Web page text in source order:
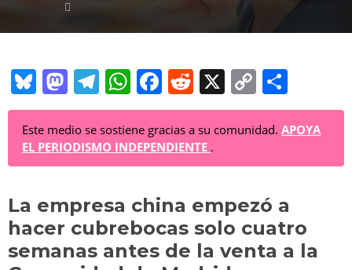
Bl
u
e
sk
y
M
a
st
o
d
o
n
T
el
e
gr
a
m
W
h
at
s
A
p
p
F
a
c
e
b
o
o
R
e
d
di
t
X
C
o
p
y
Li
n
k
o
m
p
tir
Este medio se sostiene gracias a su comunidad. APOYA
EL PERIODISMO INDEPENDIENTE .
La empresa china empezó a
hacer cubrebocas solo cuatro
semanas antes de la venta a la